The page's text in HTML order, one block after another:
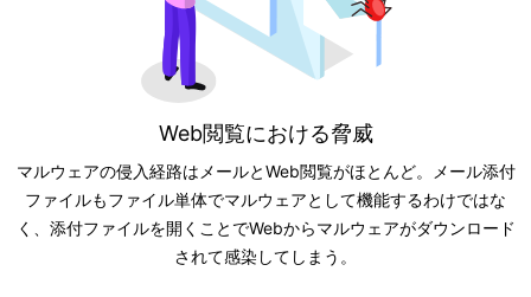
Web閲覧における脅威
マルウェアの侵入経路はメールとWeb閲覧がほとんど。メール添付
ファイルもファイル単体でマルウェアとして機能するわけではな
く、添付ファイルを開くことでWebからマルウェアがダウンロード
されて感染してしまう。